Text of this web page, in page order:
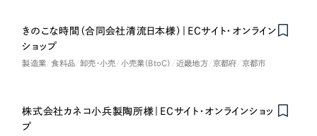
きのこな時間（合同会社清流日本様）｜ECサイト・オンライン
ショップ
製造業 食料品 卸売・小売 小売業（BtoC） 近畿地方 京都府 京都市
株式会社カネコ小兵製陶所様｜ECサイト・オンラインショッ
プ